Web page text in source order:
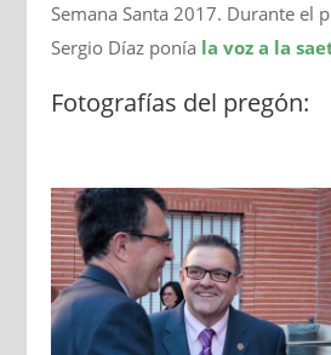
Semana Santa 2017. Durante el
Sergio Díaz ponía la voz a la
Fotografías del pregón: